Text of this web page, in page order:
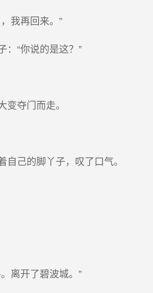
我再回来。”
“你说的是这？”
夺门而走。
己的脚丫子，叹了口气。
离开了碧波城。”